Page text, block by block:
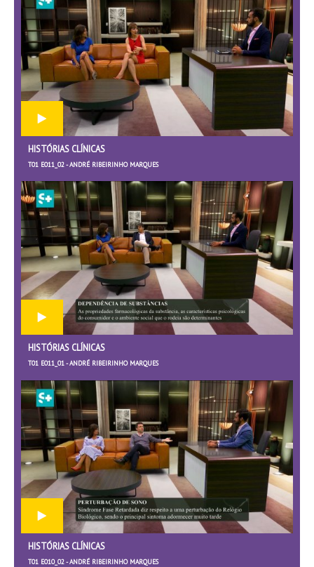
HISTÓRIAS CLÍNICAS
T01 E011_02 - ANDRÉ RIBEIRINHO MARQUES
HISTÓRIAS CLÍNICAS
T01 E011_01 - ANDRÉ RIBEIRINHO MARQUES
HISTÓRIAS CLÍNICAS
T01 E010_02 - ANDRÉ RIBEIRINHO MARQUES